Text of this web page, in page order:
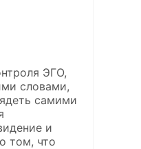
ЭГО,
словами,
самими
и
том, что